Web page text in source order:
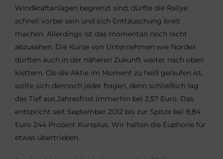
Windkraftanlagen begrenzt sind, dürfte die Rallye
schnell vorbei sein und sich Enttäuschung breit
machen. Allerdings ist das momentan noch nicht
abzusehen. Die Kurse von Unternehmen wie Nordex
dürften auch in der näheren Zukunft weiter nach oben
klettern. Ob die Aktie im Moment zu heiß gelaufen ist,
sollte sich dennoch jeder fragen, denn schließlich lag
das Tief aus Jahresfrist immerhin bei 2,57 Euro. Das
entspricht seit September 2012 bis zur Spitze bei 8,84
Euro 244 Prozent Kursplus. Wir halten die Euphorie für
etwas übertrieben.